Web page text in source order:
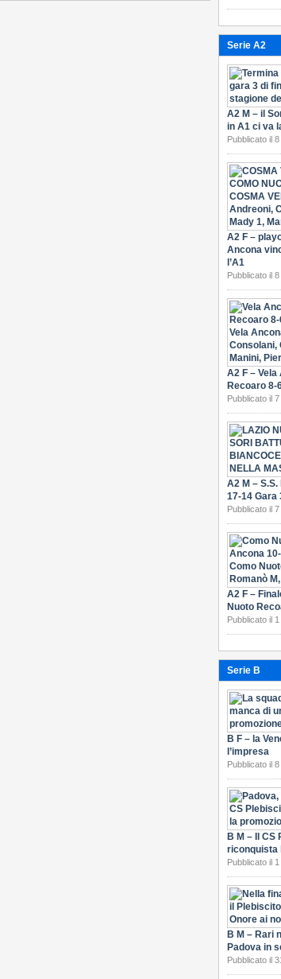
Serie A2
A2 M – il
in A1 ci va
Pubblicato il
A2 F –
Ancona
l’A1
Pubblicato il
A2 F –
Recoaro 8-
Pubblicato il
A2 M –
17-14 Gara
Pubblicato il
A2 F –
Nuoto
Pubblicato il
Serie B
B F – la
l’impresa
Pubblicato il
B M – Il CS
riconquista
Pubblicato il
B M – Rari
Padova in
Pubblicato il